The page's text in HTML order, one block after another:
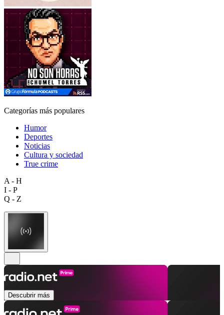
Categorías más populares
Humor
Deportes
Noticias
Cultura y sociedad
True crime
A - H
I - P
Q - Z
Descubrir más